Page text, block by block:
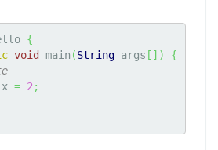
{
void main (String args [ ] )
{
x = 2 ;